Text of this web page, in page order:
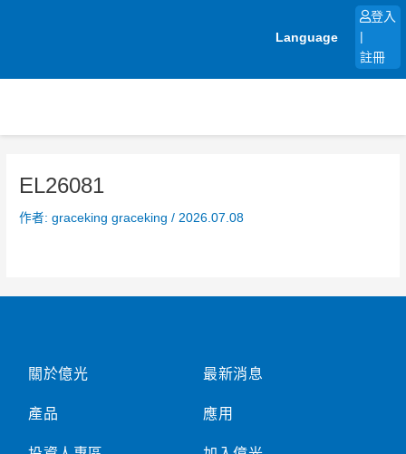
Language
登入
註冊
EL26081
作者:graceking graceking/ 2026.07.08
關於億光
產品
最新消息
應用